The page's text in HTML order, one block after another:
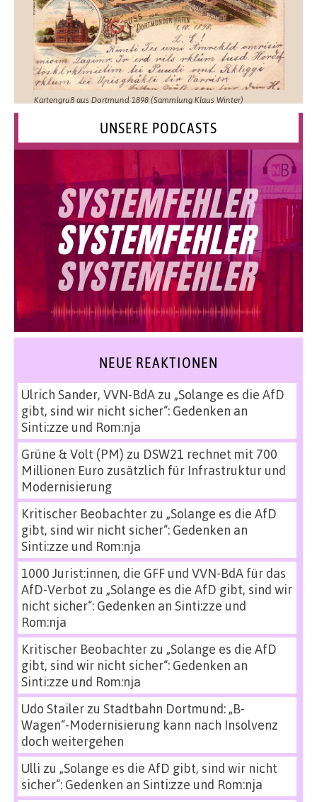
Kartengruß aus Dortmund 1898 (Sammlung Klaus Winter)
UNSERE PODCASTS
NEUE REAKTIONEN
Ulrich Sander, VVN-BdAzu „Solange es die AfD
gibt, sind wir nicht sicher“: Gedenken an
Sinti:zze und Rom:nja
Grüne & Volt (PM) zu DSW21 rechnet mit 700
Millionen Euro zusätzlich für Infrastruktur und
Modernisierung
Kritischer Beobachterzu „Solange es die AfD
gibt, sind wir nicht sicher“: Gedenken an
Sinti:zze und Rom:nja
1000 Jurist:innen, die GFF und VVN-BdA für das
AfD-Verbot zu „Solange es die AfD gibt, sind wir
nicht sicher“: Gedenken an Sinti:zze und
Rom:nja
Kritischer Beobachterzu „Solange es die AfD
gibt, sind wir nicht sicher“: Gedenken an
Sinti:zze und Rom:nja
Udo Stailerzu Stadtbahn Dortmund: „B-
Wagen“-Modernisierung kann nach Insolvenz
doch weitergehen
Ulli zu „Solange es die AfD gibt, sind wir nicht
sicher“: Gedenken an Sinti:zze und Rom:nja